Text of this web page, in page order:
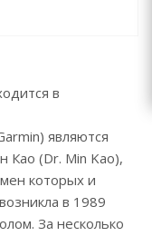
в
являются
Као (Dr. Min Kao),
которых и
в 1989
За несколько